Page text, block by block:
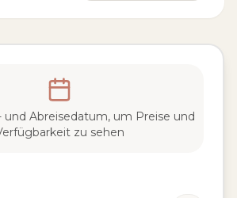
und Abreisedatum, um Preise und
zu sehen